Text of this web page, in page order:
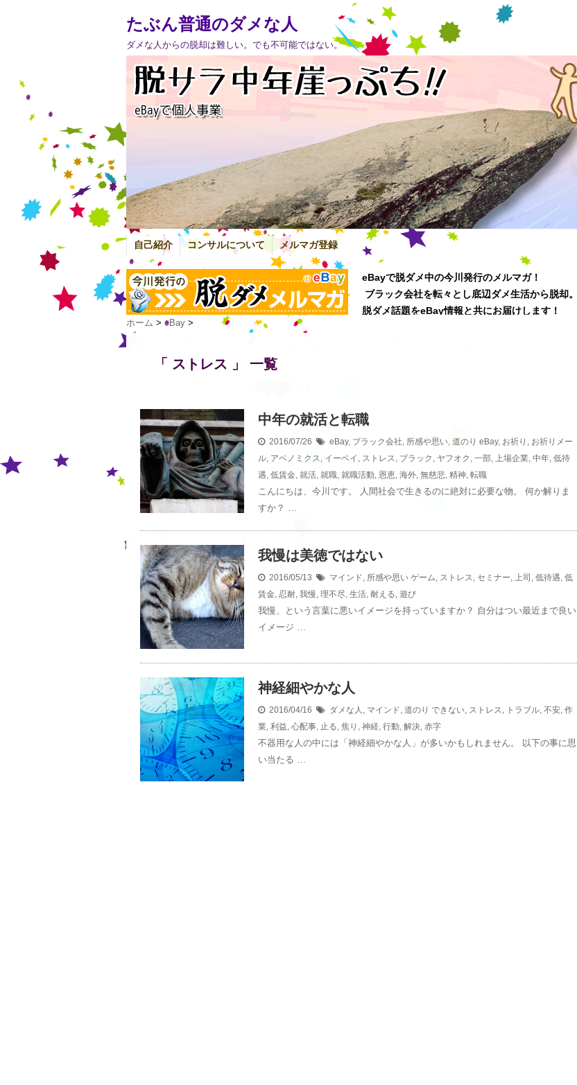
たぶん普通のダメな人
ダメな人からの脱却は難しい。でも不可能ではない。
自己紹介 コンサルについて メルマガ登録
ホーム > eBay >
「 ストレス 」 一覧
中年の就活と転職
2016/07/26 eBay, ブラック会社, 所感や思い, 道のり eBay, お祈り , お祈りメー
ル, アベノミクス, イーベイ , ストレス, ブラック , ヤフオク , 一部, 上場企業, 中年, 低待
遇, 低賃金, 就活, 就職, 就職活動, 恩恵, 海外, 無慈悲, 精神, 転職
こんにちは、今川です。 人間社会で生きるのに絶対に必要な物。 何か解りま
すか？ …
我慢は美徳ではない
2016/05/13 マインド, 所感や思い ゲーム, ストレス, セミナー, 上司 , 低待遇, 低
賃金, 忍耐, 我慢, 理不尽, 生活, 耐える, 遊び
我慢、という言葉に悪いイメージを持っていますか？ 自分はつい最近まで良い
イメージ …
神経細やかな人
2016/04/16 ダメな人 , マインド, 道のり できない, ストレス, トラブル, 不安, 作
業, 利益, 心配事, 止る, 焦り , 神経, 行動, 解決, 赤字
不器用な人の中には「神経細やかな人」が多いかもしれません。 以下の事に思
い当たる …